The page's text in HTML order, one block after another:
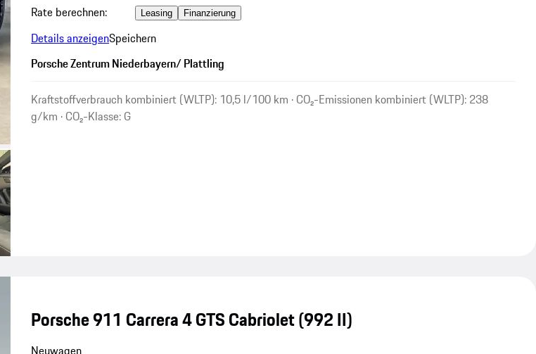
Rate berechnen:
Leasing Finanzierung
Details anzeigenSpeichern
Porsche Zentrum Niederbayern/ Plattling
Kraftstoffverbrauch kombiniert (WLTP): 10,5 l/100 km · CO₂-Emissionen kombiniert (WLTP): 238
g/km · CO₂-Klasse: G
Porsche 911 Carrera 4 GTS Cabriolet(992 II)
Neuwagen